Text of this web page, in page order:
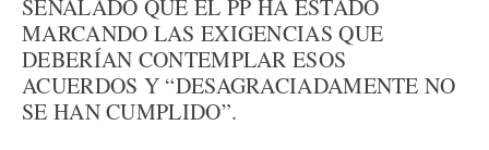
SEÑALADO QUE EL PP HA ESTADO
MARCANDO LAS EXIGENCIAS QUE
DEBERÍAN CONTEMPLAR ESOS
ACUERDOS Y “DESAGRACIADAMENTE NO
SE HAN CUMPLIDO”.